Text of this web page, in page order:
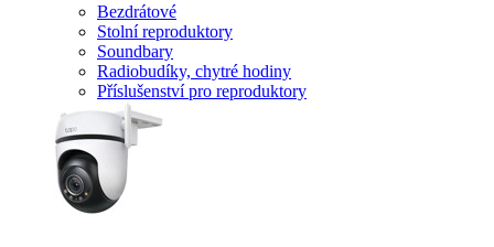
Bezdrátové
Stolní reproduktory
Soundbary
Radiobudíky, chytré hodiny
Příslušenství pro reproduktory